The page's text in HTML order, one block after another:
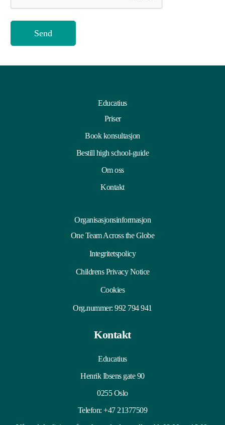
Educatius
Priser
Book konsultasjon
Bestill high school-guide
Om oss
Kontakt
Organisasjonsinformasjon
One Team Across the Globe
Integritetspolicy
Childrens Privacy Notice
Cookies
Org.nummer: 992 794 941
Kontakt
Educatius
Henrik Ibsens gate 90
0255 Oslo
Telefon:+47 21377509